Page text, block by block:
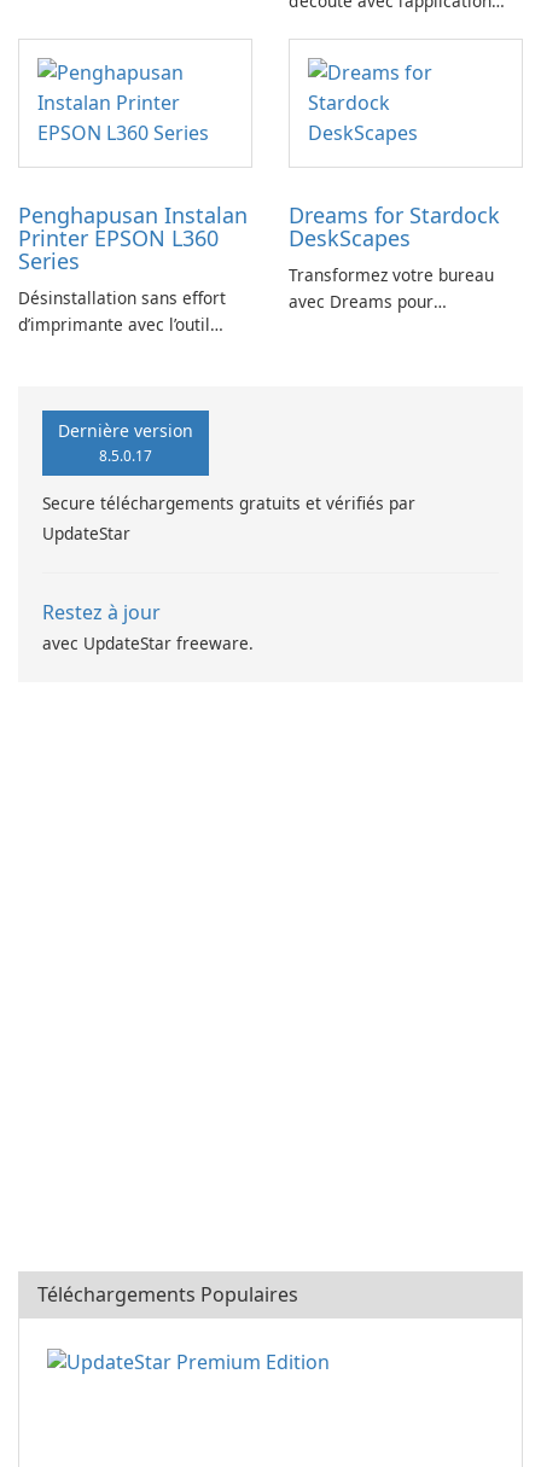
Penghapusan Instalan
Printer EPSON L360
Series
Désinstallation sans effort
d’imprimante avec l’outil
Dreams for Stardock
DeskScapes
Transformez votre bureau
avec Dreams pour
Dernière version
8.5.0.17
Secure téléchargements gratuits et vérifiés par
UpdateStar
Restez à jour
avec UpdateStar freeware.
Téléchargements Populaires